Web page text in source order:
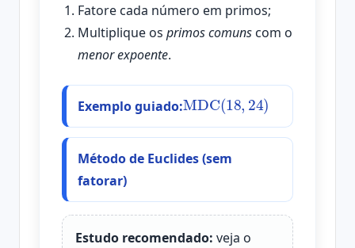
Fatore cada número em primos;
Multiplique os primos comuns com o
menor expoente.
Exemplo guiado:MDC(18 24)
Método de Euclides (sem
fatorar)
Estudo recomendado: veja o